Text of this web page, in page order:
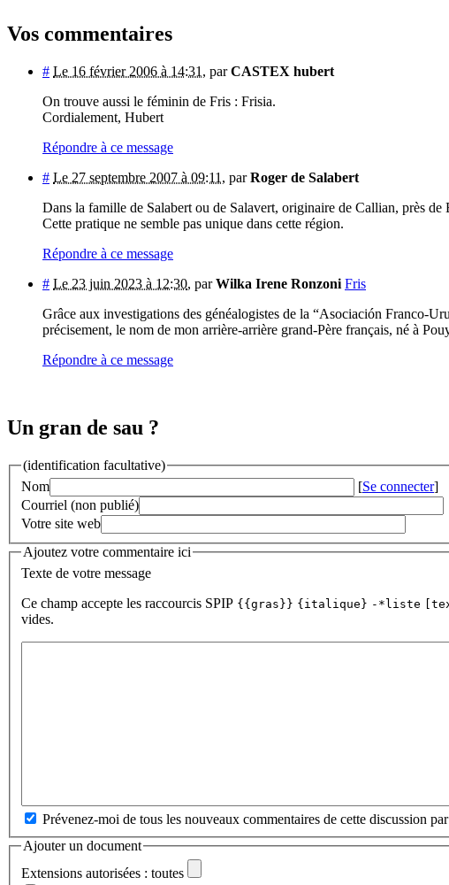
Vos commentaires
# Le 16 février 2006 à 14:31 , parCASTEX hubert
On trouve aussi le féminin de Fris : Frisia.
Cordialement, Hubert
Répondre à ce message
# Le 27 septembre 2007 à 09:11 , parRoger de Salabert
Dans la famille de Salabert ou de Salavert, originaire de Callian, près
Cette pratique ne semble pas unique dans cette région.
Répondre à ce message
# Le 23 juin 2023 à 12:30, parWilka Irene Ronzoni Fris
Grâce aux investigations des généalogistes de la “Asociación Franco-
précisement, le nom de mon arrière-arrière grand-Père français, né à
Répondre à ce message
Un gran de sau ?
(identification facultative)
Nom
[Se connecter]
Courriel (non publié)
Votre site web
Ajoutez votre commentaire ici
Texte de votre message
Ce champ accepte les raccourcis SPIP {{gras}} {italique} -*liste
vides.
Prévenez-moi de tous les nouveaux commentaires de cette discussion
Ajouter un document
Extensions autorisées : toutes